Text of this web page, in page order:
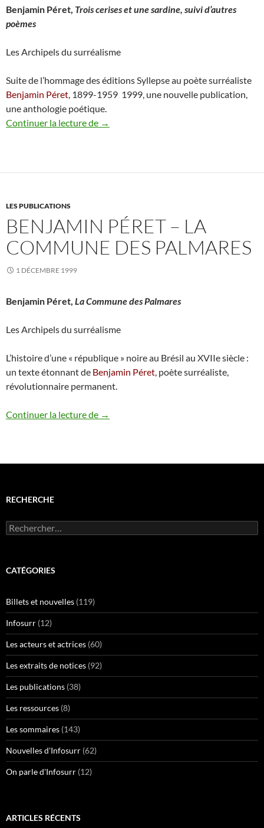
Benjamin Péret, Trois cerises et une sardine, suivi d’autres
poèmes
Les Archipels du surréalisme
Suite de l’hommage des éditions Syllepse au poète surréaliste
Benjamin Péret, 1899-1959 ­ 1999, une nouvelle publication,
une anthologie poétique.
Continuer la lecture de Benjamin Péret – Trois cerises et une
→
LES PUBLICATIONS
BENJAMIN PÉRET – LA
COMMUNE DES PALMARES
1 DÉCEMBRE 1999
Benjamin Péret, La Commune des Palmares
Les Archipels du surréalisme
L’histoire d’une « république » noire au Brésil au XVIIe siècle :
un texte étonnant de Benjamin Péret, poète surréaliste,
révolutionnaire permanent.
Continuer la lecture de Benjamin Péret – La Commune des
→
RECHERCHE
Rechercher :
CATÉGORIES
Billets et nouvelles (119)
Infosurr (12)
Les acteurs et actrices (60)
Les extraits de notices (92)
Les publications (38)
Les ressources (8)
Les sommaires (143)
Nouvelles d'Infosurr (62)
On parle d'Infosurr (12)
ARTICLES RÉCENTS